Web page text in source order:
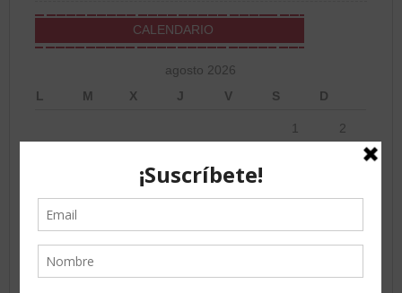
CALENDARIO
agosto 2026
L
M X J V S D
1 2
5
10 11 12 13 14 15 16
24 25 26 27 28 29 30